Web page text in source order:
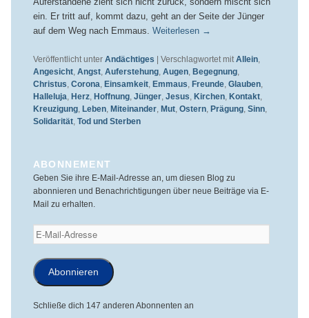
ein. Er tritt auf, kommt dazu, geht an der Seite der Jünger
auf dem Weg nach Emmaus. Weiterlesen →
Veröffentlicht unter Andächtiges | Verschlagwortet mit Allein,
Angesicht, Angst, Auferstehung, Augen, Begegnung,
Christus Corona Einsamkeit, Emmaus Freunde, Glauben,
Halleluja Herz, Hoffnung, Jünger, Jesus Kirchen, Kontakt,
Kreuzigung, Leben, Miteinander, Mut, Ostern, Prägung, Sinn,
Solidarität, Tod und Sterben
ABONNEMENT
Geben Sie ihre E-Mail-Adresse an, um diesen Blog zu
abonnieren und Benachrichtigungen über neue Beiträge via E-
Mail zu erhalten.
E-
Mail-
Adresse
Abonnieren
Schließe dich 147 anderen Abonnenten an